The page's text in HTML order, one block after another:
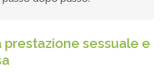
prestazione sessuale e